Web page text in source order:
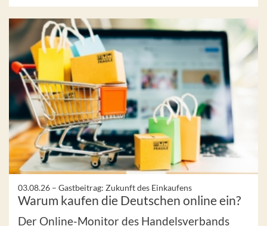
03.08.26 – Gastbeitrag: Zukunft des Einkaufens
Warum kaufen die Deutschen online ein?
Der Online-Monitor des Handelsverbands